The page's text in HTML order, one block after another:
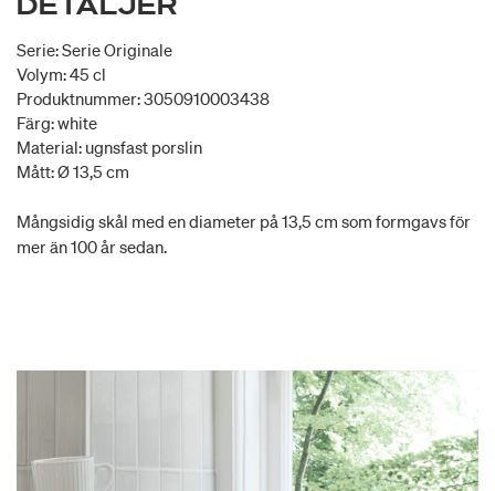
Serie: Serie Originale
Volym: 45 cl
Produktnummer: 3050910003438
Färg: white
Material: ugnsfast porslin
Mått: Ø 13,5 cm
Mångsidig skål med en diameter på 13,5 cm som formgavs för
mer än 100 år sedan.